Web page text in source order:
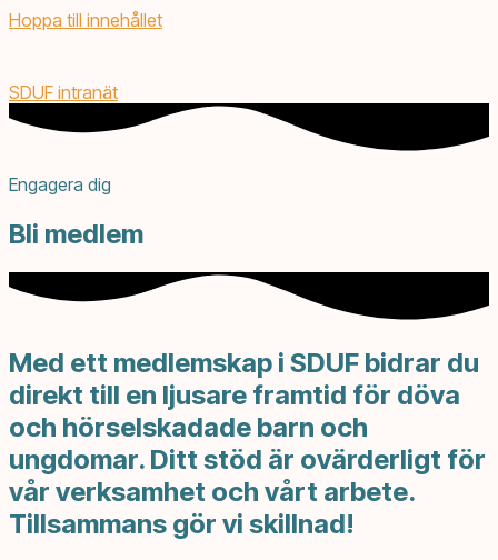
Hoppa till innehållet
SDUF intranät
Engagera dig
Bli medlem
Med ett medlemskap i SDUF bidrar du
direkt till en ljusare framtid för döva
och hörselskadade barn och
ungdomar. Ditt stöd är ovärderligt för
vår verksamhet och vårt arbete.
Tillsammans gör vi skillnad!